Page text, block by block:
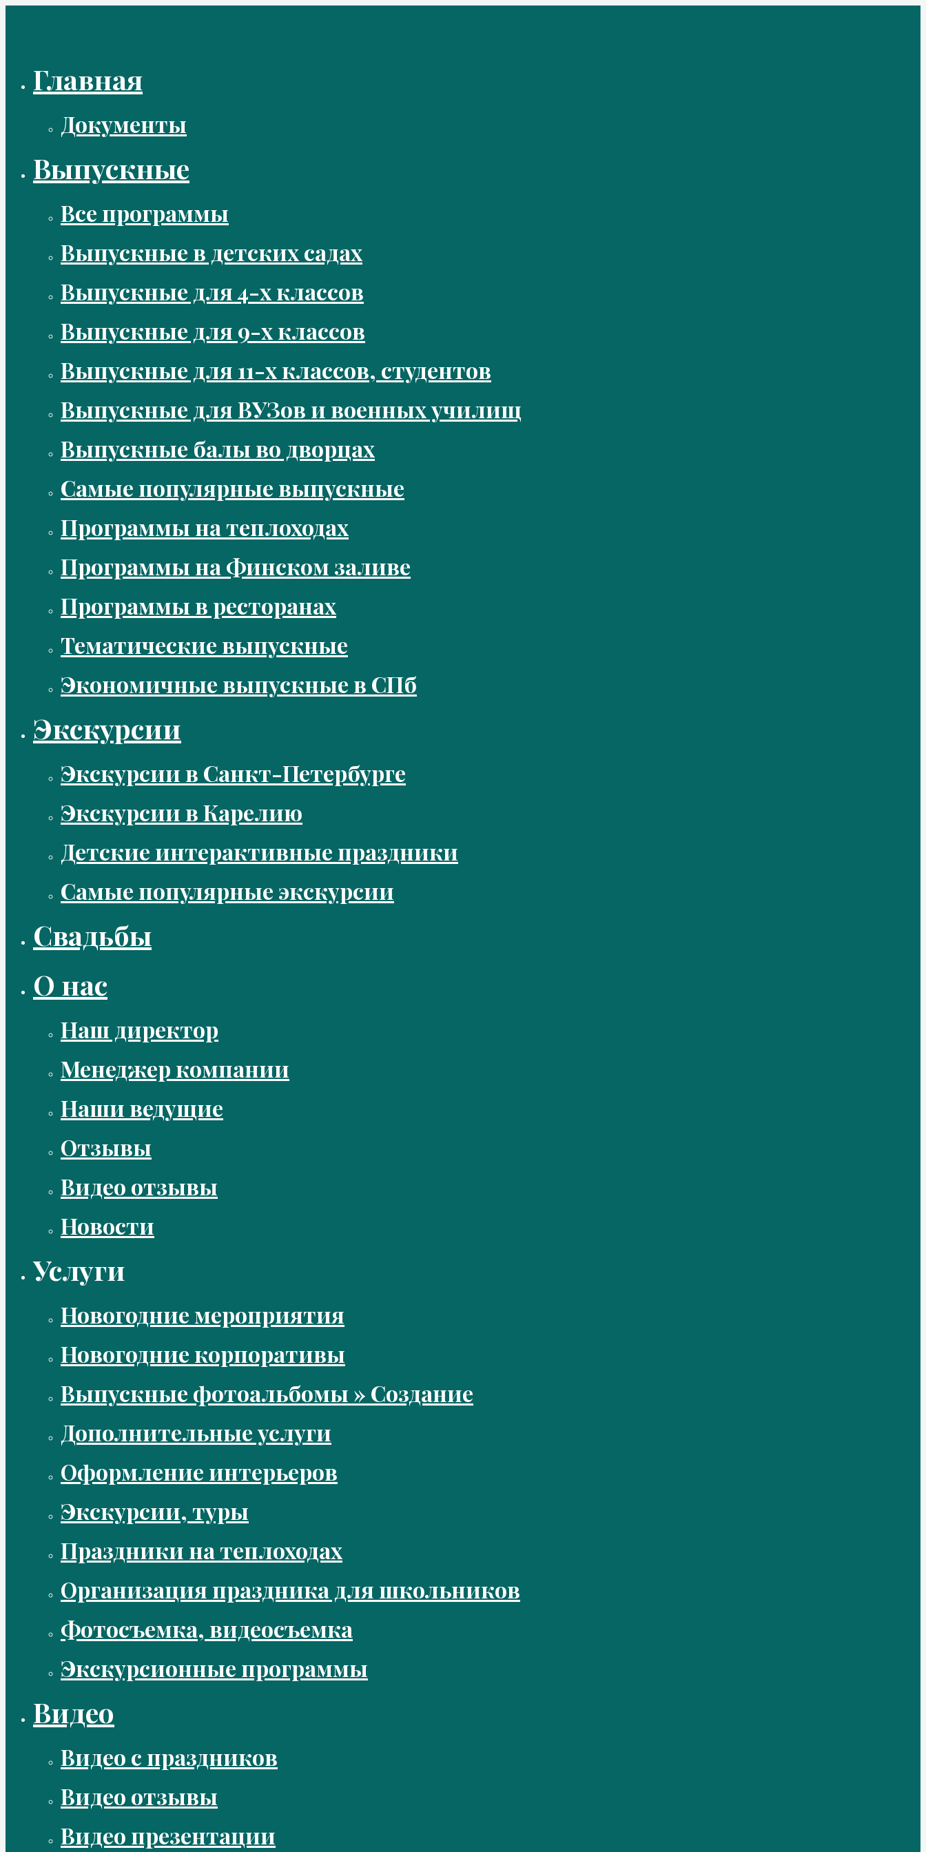
Главная
Документы
Выпускные
Все программы
Выпускные в детских садах
Выпускные для 4-х классов
Выпускные для 9-х классов
Выпускные для 11-х классов, студентов
Выпускные для ВУЗов и военных училищ
Выпускные балы во дворцах
Самые популярные выпускные
Программы на теплоходах
Программы на Финском заливе
Программы в ресторанах
Тематические выпускные
Экономичные выпускные в СПб
Экскурсии
Экскурсии в Санкт-Петербурге
Экскурсии в Карелию
Детские интерактивные праздники
Самые популярные экскурсии
Свадьбы
О нас
Наш директор
Менеджер компании
Наши ведущие
Отзывы
Видео отзывы
Новости
Услуги
Новогодние мероприятия
Новогодние корпоративы
Выпускные фотоальбомы » Создание
Дополнительные услуги
Оформление интерьеров
Экскурсии, туры
Праздники на теплоходах
Организация праздника для школьников
Фотосъемка, видеосъемка
Экскурсионные программы
Видео
Видео с праздников
Видео отзывы
Видео презентации